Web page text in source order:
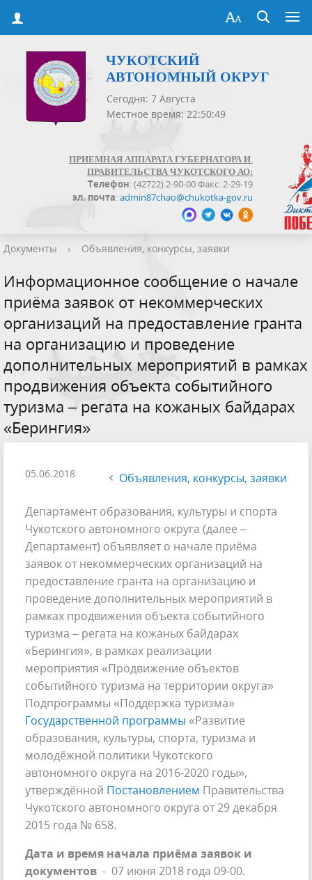
ЧУКОТСКИЙ
АВТОНОМНЫЙ ОКРУГ
Сегодня: 7 Августа
Местное время: 22:50:49
ПРИЕМНАЯ АППАРАТА ГУБЕРНАТОРА И
ПРАВИТЕЛЬСТВА ЧУКОТСКОГО АО:
Телефон: (42722) 2-90-00 Факс: 2-29-19
эл. почта:admin87chao@chukotka-gov.ru
Документы › Объявления, конкурсы, заявки
Информационное сообщение о начале
приёма заявок от некоммерческих
организаций на предоставление гранта
на организацию и проведение
дополнительных мероприятий в рамках
продвижения объекта событийного
туризма – регата на кожаных байдарах
«Берингия»
05.06.2018 Объявления, конкурсы, заявки
Департамент образования, культуры и спорта
Чукотского автономного округа (далее –
Департамент) объявляет о начале приёма
заявок от некоммерческих организаций на
предоставление гранта на организацию и
проведение дополнительных мероприятий в
рамках продвижения объекта событийного
туризма – регата на кожаных байдарах
«Берингия», в рамках реализации
мероприятия «Продвижение объектов
событийного туризма на территории округа»
Подпрограммы «Поддержка туризма»
Государственной программы «Развитие
образования, культуры, спорта, туризма и
молодёжной политики Чукотского
автономного округа на 2016-2020 годы»,
утверждённой Постановлением Правительства
Чукотского автономного округа от 29 декабря
2015 года № 658.
Дата и время начала приёма заявок и
документов - 07 июня 2018 года 09-00.